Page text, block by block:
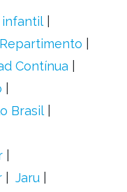
Contínua
Brasil
Jaru